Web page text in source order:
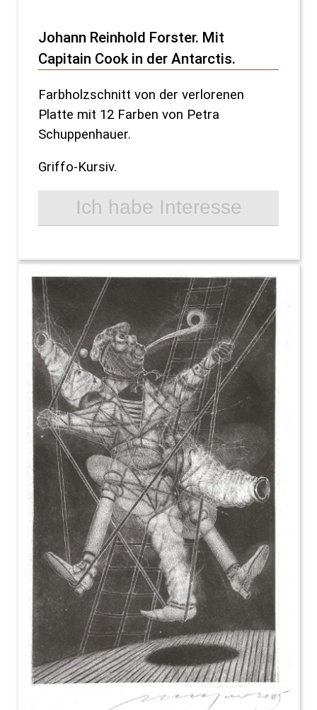
Johann Reinhold Forster. Mit
Capitain Cook in der Antarctis.
Farbholzschnitt von der verlorenen
Platte mit 12 Farben von Petra
Schuppenhauer.
Griffo-Kursiv.